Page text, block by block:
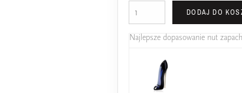
DODAJ DO
Najlepsze dopasowanie nut